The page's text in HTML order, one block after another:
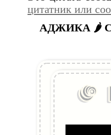
цитатник или
АДЖИКА 🌶